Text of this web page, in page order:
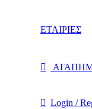
ΕΤΑΙΡΙΕΣ
Login /